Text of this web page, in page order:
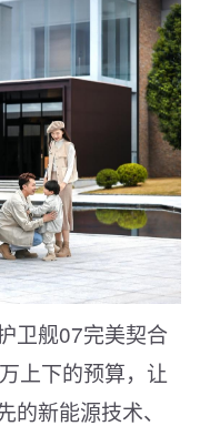
卫舰07完美契合
上下的预算，让
新能源技术、